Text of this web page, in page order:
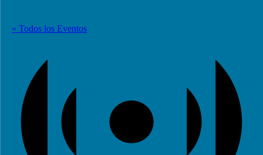
« Todos los Eventos